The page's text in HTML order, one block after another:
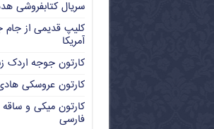
سریال کتابفروشی هدهد
کلیپ قدیمی از جام
آمریکا
کارتون جوجه اردک
کارتون عروسکی
کارتون میکی و ساقه
فارسی